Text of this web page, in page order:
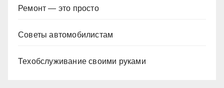
Ремонт — это просто
Советы автомобилистам
Техобслуживание своими руками